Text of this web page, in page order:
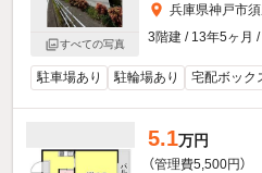
すべての写真
兵庫県神戸市
3階建 / 13年5ヶ月 /
駐車場あり 駐輪場あり 宅配ボック
5.1万円
（管理費5,500円）